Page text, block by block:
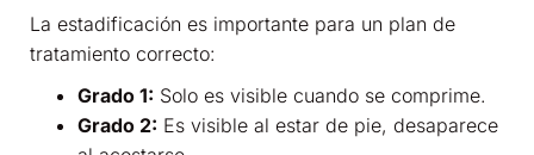
La estadificación es importante para un plan de
tratamiento correcto:
Grado 1: Solo es visible cuando se comprime.
Grado 2: Es visible al estar de pie, desaparece